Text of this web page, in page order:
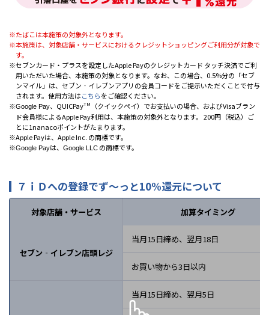
たばこは本施策の対象外となります。
本施策は、対象店舗・サービスにおけるクレジットショッピングご利用分が対象で
す。
セブンカード・プラスを設定したApple Payのクレジットカード タッチ決済でご利
用いただいた場合、本施策の対象となります。なお、この場合、0.5%分の「セブ
ンマイル」は、セブン‐イレブンアプリの会員コードをご提示いただくことで付与
されます。使用方法はこちらをご確認ください。
Google Pay、QUICPayTM
（クイックペイ）でお支払いの場合、およびVisaブラン
ド会員様によるApple Pay利用は、本施策の対象外となります。 200円（税込）ご
とに1nanacoポイントがたまります。
Apple Payは、Apple Inc. の商標です。
Google Payは、 Google LLC の商標です。
７ｉＤへの登録でず～っと10%還元について
対象店舗・サービス 加算タイミング
セブン‐イレブン店頭レジ
当月15日締め、翌月18日
お買い物から3日以内
当月15日締め、翌月5日